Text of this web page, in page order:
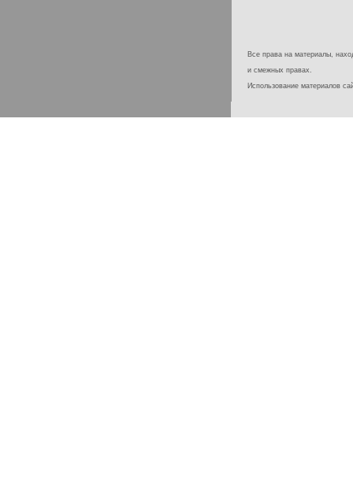
Все права на материалы,
и смежных правах.
Использование материалов